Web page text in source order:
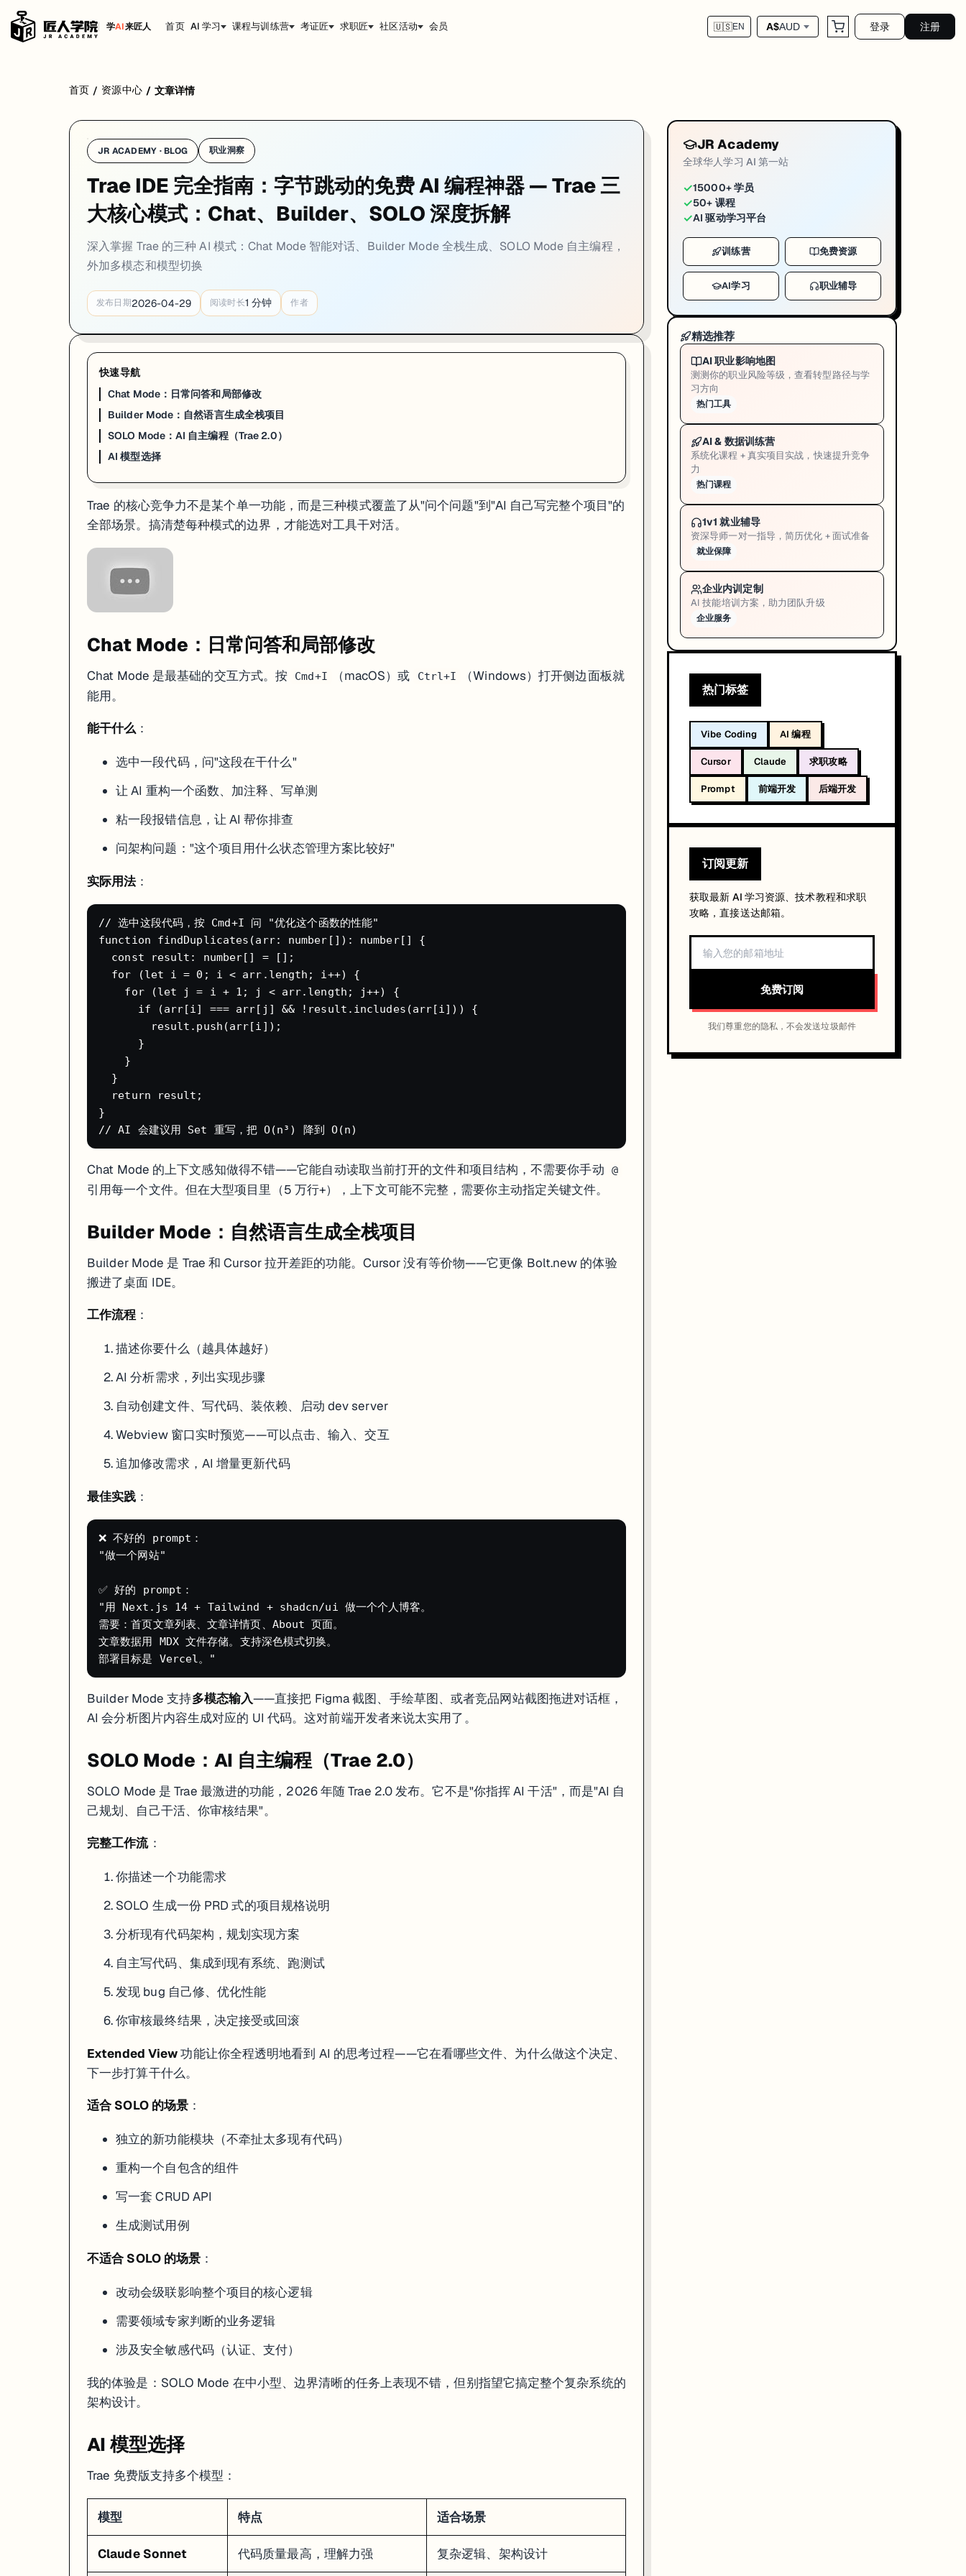
学AI来匠人 首页 AI 学习 课程与训练营 考证匠 求职匠 社区活动 会员 🇺🇸EN A$AUD 登录 注册
Chat Mode：日常问答和局部修改
Chat Mode 是最基础的交互方式。按Cmd+I（macOS）或 Ctrl+I（Windows）打开侧边面板就能用。
选中一段代码，问"这段在干什么"
让 AI 重构一个函数、加注释、写单测
粘一段报错信息，让 AI 帮你排查
问架构问题："这个项目用什么状态管理方案比较好"
// 选中这段代码，按 Cmd+I 问 "优化这个函数的性能"
function findDuplicates(arr: number[]): number[] {
  const result: number[] = [];
  for (let i = 0; i < arr.length; i++) {
    for (let j = i + 1; j < arr.length; j++) {
      if (arr[i] === arr[j] && !result.includes(arr[i])) {
        result.push(arr[i]);
Chat Mode 的上下文感知做得不错——它能自动读取当前打开的文件和项目结构，不需要你手动 引用每一个文件。但在大型项目里（5 万行+），上下文可能不完整，需要你主动指定关键文件。
Builder Mode：自然语言生成全栈项目
Builder Mode 是 Trae 和 Cursor 拉开差距的功能。Cursor 没有等价物——它更像 Bolt.new 的体验搬进了桌面 IDE。
AI 分析需求，列出实现步骤
自动创建文件、写代码、装依赖、启动 dev server
Webview 窗口实时预览——可以点击、输入、交互
追加修改需求，AI 增量更新代码
❌ 不好的 prompt：
"用 Next.js 14 + Tailwind + shadcn/ui 做一个个人博客。
需要：首页文章列表、文章详情页、About 页面。
部署目标是 Vercel。"
多模态输入——直接把 Figma 截图、手绘草图、或者竞品网站截图拖进对话框，AI 会分析图片内容生成对应的 UI 代码。这对前端开发者来说太实用了。
SOLO Mode：AI 自主编程（Trae 2.0）
SOLO Mode 是 Trae 最激进的功能，2026 年随 Trae 2.0 发布。它不是"你指挥 AI 干活"，而是"AI 自己规划、自己干活、你审核结果"。
你描述一个功能需求
SOLO 生成一份 PRD 式的项目规格说明
分析现有代码架构，规划实现方案
自主写代码、集成到现有系统、跑测试
发现 bug 自己修、优化性能
你审核最终结果，决定接受或回滚
功能让你全程透明地看到 AI 的思考过程——它在看哪些文件、为什么做这个决定、下一步打算干什么。
独立的新功能模块（不牵扯太多现有代码）
重构一个自包含的组件
写一套 CRUD API
生成测试用例
不适合 SOLO 的场景：
改动会级联影响整个项目的核心逻辑
我的体验是：SOLO Mode 在中小型、边界清晰的任务上表现不错，但别指望它搞定整个复杂系统的架构设计。
Trae 免费版支持多个模型：
代码质量最高，理解力强
复杂逻辑、架构设计
长上下文窗口，多模态强 大文件分析、图片转代码
推理能力强，中文理解好 算法题、数学相关
默认 Claude Sonnet 就够了，遇到需要快速迭代的场景切 GPT-4o，算法问题试试 DeepSeek R1。Gemini 2.5 Pro 在处理超长文件时有优势。
首页 / 资源中心 / 文章详情
JR ACADEMY · BLOG 职业洞察
Trae IDE 完全指南：字节跳动的免费 AI 编程神器 — Trae 三
大核心模式：Chat、Builder、SOLO 深度拆解
深入掌握 Trae 的三种 AI 模式：Chat Mode 智能对话、Builder Mode 全栈生成、SOLO Mode 自主编程，
外加多模态和模型切换
发布日期2026-04-29 阅读时长1 分钟 作者
快速导航
Chat Mode：日常问答和局部修改
Builder Mode：自然语言生成全栈项目
SOLO Mode：AI 自主编程（Trae 2.0）
AI 模型选择
Trae 的核心竞争力不是某个单一功能，而是三种模式覆盖了从"问个问题"到"AI 自己写完整个项目"的
全部场景。搞清楚每种模式的边界，才能选对工具干对活。
Chat Mode：日常问答和局部修改
Chat Mode 是最基础的交互方式。按 Cmd+I （macOS）或 Ctrl+I
（Windows）打开侧边面板就
能用。
能干什么 ：
选中一段代码，问"这段在干什么"
让 AI 重构一个函数、加注释、写单测
粘一段报错信息，让 AI 帮你排查
问架构问题："这个项目用什么状态管理方案比较好"
实际用法：
// 选中这段代码，按 Cmd+I 问 "优化这个函数的性能"
function findDuplicates(arr: number[]): number[] {
  const result: number[] = [];
  for (let i = 0; i < arr.length; i++) {
    for (let j = i + 1; j < arr.length; j++) {
      if (arr[i] === arr[j] && !result.includes(arr[i])) {
        result.push(arr[i]);
      }
    }
  }
  return result;
}
Chat Mode 的上下文感知做得不错——它能自动读取当前打开的文件和项目结构，不需要你手动 @
引用每一个文件。但在大型项目里（5 万行+），上下文可能不完整，需要你主动指定关键文件。
Builder Mode：自然语言生成全栈项目
Builder Mode 是 Trae 和 Cursor 拉开差距的功能。Cursor 没有等价物——它更像 Bolt.new 的体验
搬进了桌面 IDE。
工作流程 ：
描述你要什么（越具体越好）
AI 分析需求，列出实现步骤
自动创建文件、写代码、装依赖、启动 dev server
Webview 窗口实时预览——可以点击、输入、交互
追加修改需求，AI 增量更新代码
最佳实践 ：
❌ 不好的 prompt：
"做一个网站"
✅ 好的 prompt：
"用 Next.js 14 + Tailwind + shadcn/ui 做一个个人博客。
需要：首页文章列表、文章详情页、About 页面。
文章数据用 MDX 文件存储。支持深色模式切换。
Builder Mode 支持多模态输入——直接把 Figma 截图、手绘草图、或者竞品网站截图拖进对话框，
AI 会分析图片内容生成对应的 UI 代码。这对前端开发者来说太实用了。
SOLO Mode：AI 自主编程（Trae 2.0）
SOLO Mode 是 Trae 最激进的功能，2026 年随 Trae 2.0 发布。它不是"你指挥 AI 干活"，而是"AI 自
己规划、自己干活、你审核结果"。
完整工作流：
你描述一个功能需求
SOLO 生成一份 PRD 式的项目规格说明
分析现有代码架构，规划实现方案
自主写代码、集成到现有系统、跑测试
发现 bug 自己修、优化性能
你审核最终结果，决定接受或回滚
Extended View功能让你全程透明地看到 AI 的思考过程——它在看哪些文件、为什么做这个决定、
下一步打算干什么。
适合 SOLO 的场景 ：
独立的新功能模块（不牵扯太多现有代码）
重构一个自包含的组件
写一套 CRUD API
生成测试用例
不适合 SOLO 的场景 ：
改动会级联影响整个项目的核心逻辑
需要领域专家判断的业务逻辑
涉及安全敏感代码（认证、支付）
我的体验是：SOLO Mode 在中小型、边界清晰的任务上表现不错，但别指望它搞定整个复杂系统的
架构设计。
AI 模型选择
Trae 免费版支持多个模型：
模型 特点 适合场景
Claude Sonnet 代码质量最高，理解力强 复杂逻辑、架构设计
JR Academy
全球华人学习 AI 第一站
✓15000+ 学员
✓50+ 课程
✓AI 驱动学习平台
训练营 免费资源
AI学习 职业辅导
精选推荐
AI 职业影响地图
测测你的职业风险等级，查看转型路径与学
习方向
热门工具
AI & 数据训练营
系统化课程 + 真实项目实战，快速提升竞争
力
热门课程
1v1 就业辅导
资深导师一对一指导，简历优化 + 面试准备
就业保障
企业内训定制
AI 技能培训方案，助力团队升级
企业服务
热门标签
Vibe Coding AI 编程
Cursor Claude 求职攻略
Prompt 前端开发 后端开发
订阅更新
获取最新 AI 学习资源、技术教程和求职
攻略，直接送达邮箱。
免费订阅
我们尊重您的隐私，不会发送垃圾邮件